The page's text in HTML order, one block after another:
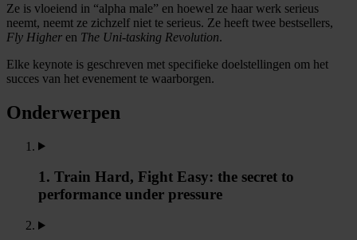
Ze is vloeiend in “alpha male” en hoewel ze haar werk serieus
neemt, neemt ze zichzelf niet te serieus. Ze heeft twee bestsellers,
Fly Higher en The Uni-tasking Revolution.
Elke keynote is geschreven met specifieke doelstellingen om het
succes van het evenement te waarborgen.
Onderwerpen
1. Train Hard, Fight Easy: the secret to
performance under pressure